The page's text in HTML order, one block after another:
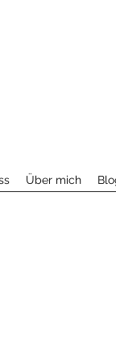
Über mich